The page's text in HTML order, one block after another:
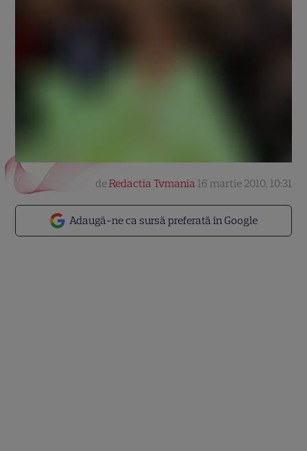
Adaugă-ne ca sursă preferată în Google
deRedactia Tvmania 16 martie 2010, 10:31